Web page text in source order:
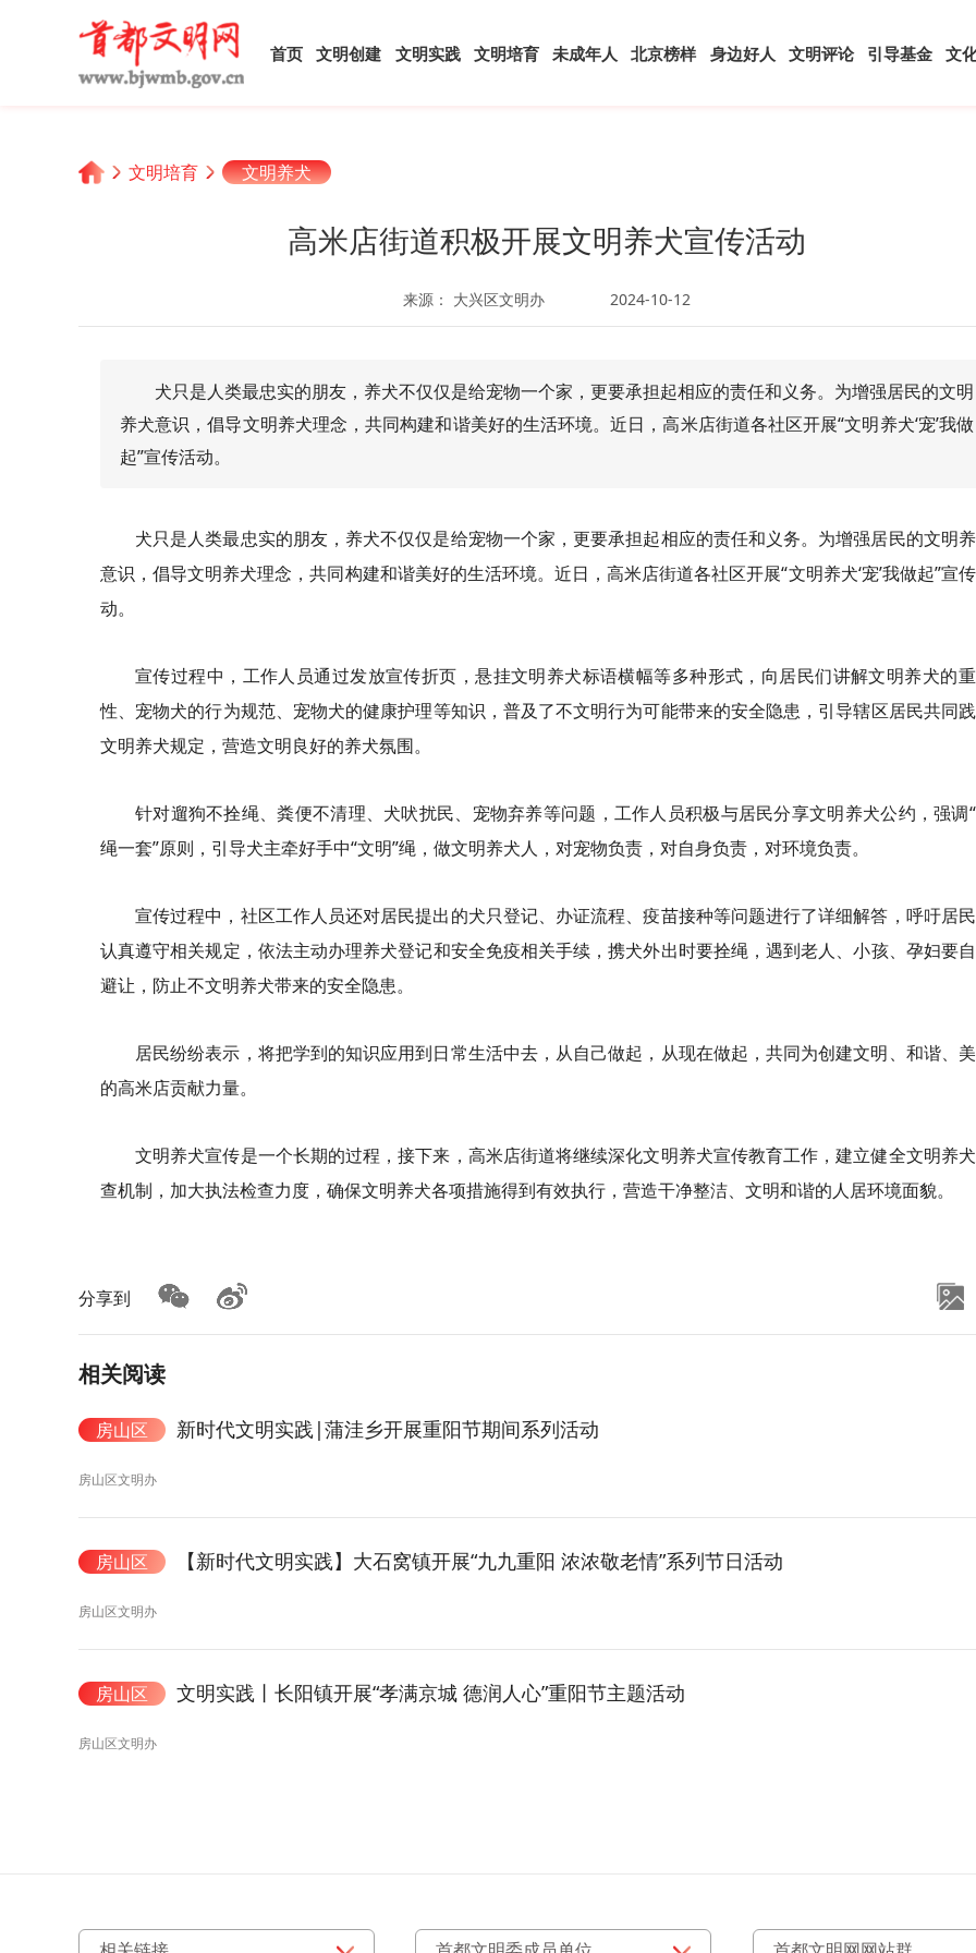
首页 文明创建 文明实践 文明培育 未成年人 北京榜样 身边好人 文明评论 引导基金 文
文明培育 文明养犬
高米店街道积极开展文明养犬宣传活动
来源： 大兴区文明办 2024-10-12
犬只是人类最忠实的朋友，养犬不仅仅是给宠物一个家，更要承担起相应的责任和义务。为增强居民的文明
养犬意识，倡导文明养犬理念，共同构建和谐美好的生活环境。近日，高米店街道各社区开展“文明养犬‘宠’我做
起”宣传活动。
犬只是人类最忠实的朋友，养犬不仅仅是给宠物一个家，更要承担起相应的责任和义务。为增强居民的文明
意识，倡导文明养犬理念，共同构建和谐美好的生活环境。近日，高米店街道各社区开展“文明养犬‘宠’我做起”宣
动。
宣传过程中，工作人员通过发放宣传折页，悬挂文明养犬标语横幅等多种形式，向居民们讲解文明养犬的
性、宠物犬的行为规范、宠物犬的健康护理等知识，普及了不文明行为可能带来的安全隐患，引导辖区居民共同
文明养犬规定，营造文明良好的养犬氛围。
针对遛狗不拴绳、粪便不清理、犬吠扰民、宠物弃养等问题，工作人员积极与居民分享文明养犬公约，强调
绳一套”原则，引导犬主牵好手中“文明”绳，做文明养犬人，对宠物负责，对自身负责，对环境负责。
宣传过程中，社区工作人员还对居民提出的犬只登记、办证流程、疫苗接种等问题进行了详细解答，呼吁居
认真遵守相关规定，依法主动办理养犬登记和安全免疫相关手续，携犬外出时要拴绳，遇到老人、小孩、孕妇要
避让，防止不文明养犬带来的安全隐患。
居民纷纷表示，将把学到的知识应用到日常生活中去，从自己做起，从现在做起，共同为创建文明、和谐、
的高米店贡献力量。
文明养犬宣传是一个长期的过程，接下来，高米店街道将继续深化文明养犬宣传教育工作，建立健全文明养
查机制，加大执法检查力度，确保文明养犬各项措施得到有效执行，营造干净整洁、文明和谐的人居环境面貌。
分享到
相关阅读
房山区 新时代文明实践|蒲洼乡开展重阳节期间系列活动
房山区文明办
房山区 【新时代文明实践】大石窝镇开展“九九重阳 浓浓敬老情”系列节日活动
房山区文明办
房山区 文明实践丨长阳镇开展“孝满京城 德润人心”重阳节主题活动
房山区文明办